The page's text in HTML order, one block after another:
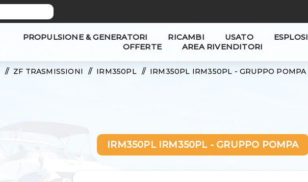
PROPULSIONE & GENERATORI RICAMBI USATO ESPLOSI
OFFERTE
AREA RIVENDITORI
/ ZF TRASMISSIONI / IRM350PL / IRM350PL IRM350PL - GRUPPO POMPA
IRM350PL IRM350PL - GRUPPO POMPA